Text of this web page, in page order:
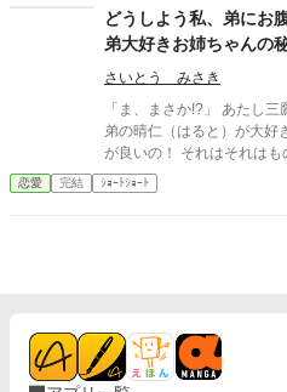
想いの先で待っていたのは
い未来だった――。
どうしよう私、弟にお
弟大好きお姉ちゃんの
さいとう みさき
「ま、まさか!?」 あたし三鷹優美（みたかゆうみ）高校一年生。
弟の晴仁（はると）が大好
が良いの！ それはそれはものすごく‥‥‥
そんなのお口に入らないよぉ～♡」 そんな関係のあ
もある日トイレであたしは
恋愛 完結 ｼｮｰﾄｼｮｰﾄ